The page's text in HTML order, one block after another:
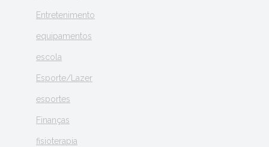
Entretenimento
equipamentos
escola
Esporte/Lazer
esportes
Finanças
fisioterapia